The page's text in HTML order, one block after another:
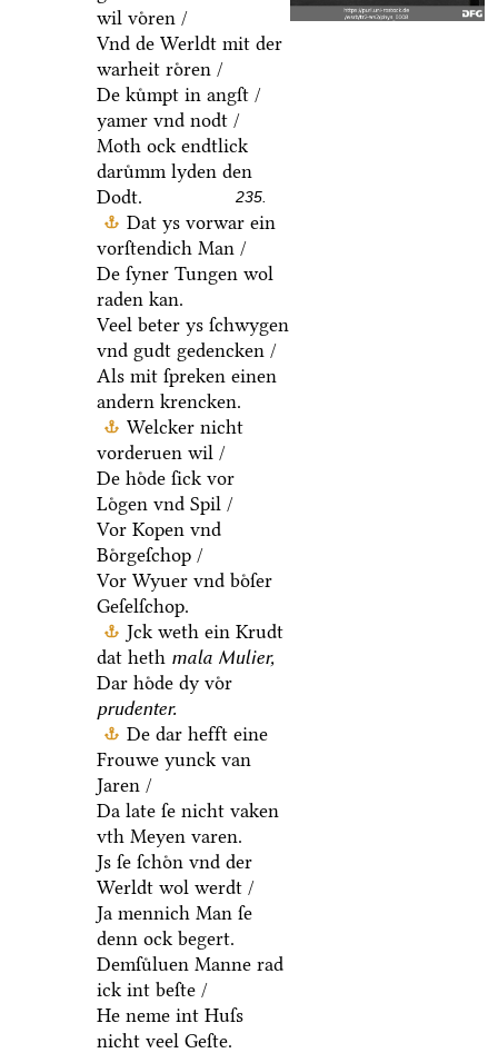
wil voͤren /
Vnd de Werldt mit der
warheit roͤren /
De kuͤmpt in angſt /
yamer vnd nodt /
Moth ock endtlick
daruͤmm lyden den
Dodt.
235.
Dat ys vorwar ein
vorſtendich Man /
De ſyner Tungen wol
raden kan.
Veel beter ys ſchwygen
vnd gudt gedencken /
Als mit ſpreken einen
andern krencken.
Welcker nicht
vorderuen wil /
De hoͤde ſick vor
Loͤgen vnd Spil /
Vor Kopen vnd
Boͤrgeſchop /
Vor Wyuer vnd boͤſer
Geſelſchop.
Jck weth ein Krudt
dat heth mala Mulier,
Dar hoͤde dy voͤr
prudenter.
De dar hefft eine
Frouwe yunck van
Jaren /
Da late ſe nicht vaken
vth Meyen varen.
Js ſe ſchoͤn vnd der
Werldt wol werdt /
Ja mennich Man ſe
denn ock begert.
Demſuͤluen Manne rad
ick int beſte /
He neme int Huſs
nicht veel Geſte.